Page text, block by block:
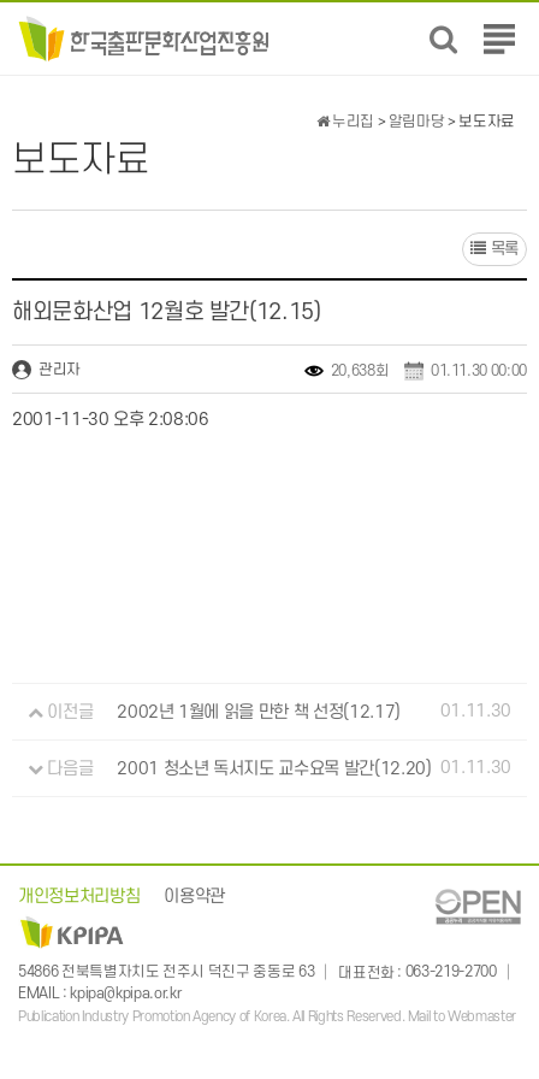
전
뉴
보도자료
누리집 > 알림마당 > 보도자료
목록
해외문화산업 12월호 발간(12.15)
관리자 20,638회 01.11.30 00:00
2001-11-30 오후 2:08:06
이전글 2002년 1월에 읽을 만한 책 선정(12.17) 01.11.30
다음글 2001 청소년 독서지도 교수요목 발간(12.20) 01.11.30
개인정보처리방침 이용약관
54866 전북특별자치도 전주시 덕진구 중동로 63 대표전화: 063-219-2700
EMAIL
:kpipa@kpipa.or.kr
Publication Industry Promotion Agency of Korea. All Rights Reserved. Mail to Webmaster